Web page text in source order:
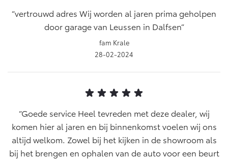
vertrouwd adres Wij worden al jaren prima geholpen
door garage van Leussen in Dalfsen
fam Krale
28-02-2024
Goede service Heel tevreden met deze dealer, wij
komen hier al jaren en bij binnenkomst voelen wij ons
altijd welkom. Zowel bij het kijken in de showroom als
bij het brengen en ophalen van de auto voor een beurt